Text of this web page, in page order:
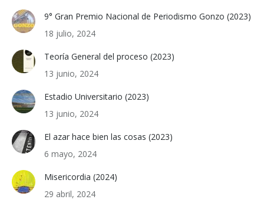
9° Gran Premio Nacional de Periodismo Gonzo (2023)
18 julio, 2024
Teoría General del proceso (2023)
13 junio, 2024
Estadio Universitario (2023)
13 junio, 2024
El azar hace bien las cosas (2023)
6 mayo, 2024
Misericordia (2024)
29 abril, 2024